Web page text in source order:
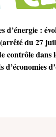
d’énergie :
du 27
contrôle dans